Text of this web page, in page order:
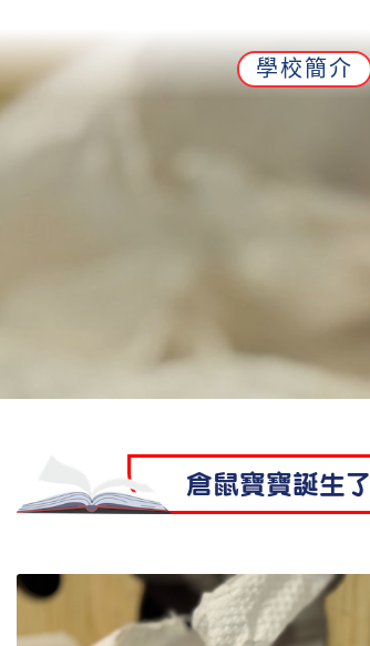
學校簡介
倉鼠寶寶誕生了